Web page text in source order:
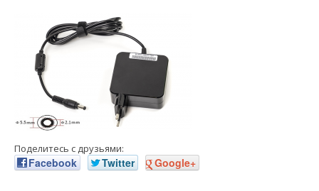
Поделитесь с друзьями:
Facebook Twitter Google+